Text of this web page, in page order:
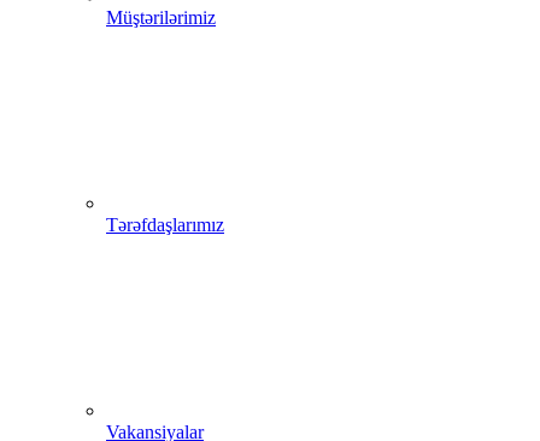
Müştərilərimiz
Tərəfdaşlarımız
Vakansiyalar